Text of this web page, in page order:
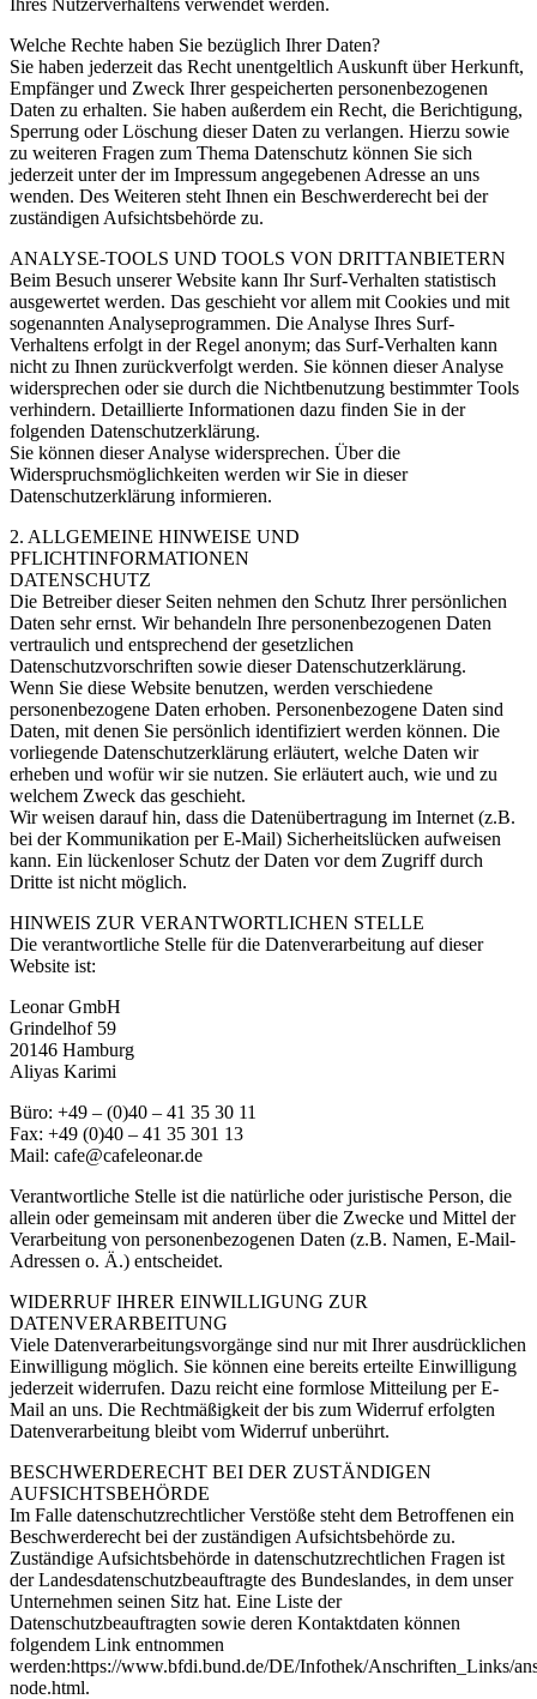
Welche Rechte haben Sie bezüglich Ihrer Daten?
Sie haben jederzeit das Recht unentgeltlich Auskunft über Herkunft,
Empfänger und Zweck Ihrer gespeicherten personenbezogenen
Daten zu erhalten. Sie haben außerdem ein Recht, die Berichtigung,
Sperrung oder Löschung dieser Daten zu verlangen. Hierzu sowie
zu weiteren Fragen zum Thema Datenschutz können Sie sich
jederzeit unter der im Impressum angegebenen Adresse an uns
wenden. Des Weiteren steht Ihnen ein Beschwerderecht bei der
zuständigen Aufsichtsbehörde zu.
ANALYSE-TOOLS UND TOOLS VON DRITTANBIETERN
Beim Besuch unserer Website kann Ihr Surf-Verhalten statistisch
ausgewertet werden. Das geschieht vor allem mit Cookies und mit
sogenannten Analyseprogrammen. Die Analyse Ihres Surf-
Verhaltens erfolgt in der Regel anonym; das Surf-Verhalten kann
nicht zu Ihnen zurückverfolgt werden. Sie können dieser Analyse
widersprechen oder sie durch die Nichtbenutzung bestimmter Tools
verhindern. Detaillierte Informationen dazu finden Sie in der
folgenden Datenschutzerklärung.
Sie können dieser Analyse widersprechen. Über die
Widerspruchsmöglichkeiten werden wir Sie in dieser
Datenschutzerklärung informieren.
2. ALLGEMEINE HINWEISE UND
PFLICHTINFORMATIONEN
DATENSCHUTZ
Die Betreiber dieser Seiten nehmen den Schutz Ihrer persönlichen
Daten sehr ernst. Wir behandeln Ihre personenbezogenen Daten
vertraulich und entsprechend der gesetzlichen
Datenschutzvorschriften sowie dieser Datenschutzerklärung.
Wenn Sie diese Website benutzen, werden verschiedene
personenbezogene Daten erhoben. Personenbezogene Daten sind
Daten, mit denen Sie persönlich identifiziert werden können. Die
vorliegende Datenschutzerklärung erläutert, welche Daten wir
erheben und wofür wir sie nutzen. Sie erläutert auch, wie und zu
welchem Zweck das geschieht.
Wir weisen darauf hin, dass die Datenübertragung im Internet (z.B.
bei der Kommunikation per E-Mail) Sicherheitslücken aufweisen
kann. Ein lückenloser Schutz der Daten vor dem Zugriff durch
Dritte ist nicht möglich.
HINWEIS ZUR VERANTWORTLICHEN STELLE
Die verantwortliche Stelle für die Datenverarbeitung auf dieser
Website ist:
Leonar GmbH
Grindelhof 59
20146 Hamburg
Aliyas Karimi
Büro: +49 – (0)40 – 41 35 30 11
Fax: +49 (0)40 – 41 35 301 13
Mail: cafe@cafeleonar.de
Verantwortliche Stelle ist die natürliche oder juristische Person, die
allein oder gemeinsam mit anderen über die Zwecke und Mittel der
Verarbeitung von personenbezogenen Daten (z.B. Namen, E-Mail-
Adressen o. Ä.) entscheidet.
WIDERRUF IHRER EINWILLIGUNG ZUR
DATENVERARBEITUNG
Viele Datenverarbeitungsvorgänge sind nur mit Ihrer ausdrücklichen
Einwilligung möglich. Sie können eine bereits erteilte Einwilligung
jederzeit widerrufen. Dazu reicht eine formlose Mitteilung per E-
Mail an uns. Die Rechtmäßigkeit der bis zum Widerruf erfolgten
Datenverarbeitung bleibt vom Widerruf unberührt.
BESCHWERDERECHT BEI DER ZUSTÄNDIGEN
AUFSICHTSBEHÖRDE
Im Falle datenschutzrechtlicher Verstöße steht dem Betroffenen ein
Beschwerderecht bei der zuständigen Aufsichtsbehörde zu.
Zuständige Aufsichtsbehörde in datenschutzrechtlichen Fragen ist
der Landesdatenschutzbeauftragte des Bundeslandes, in dem unser
Unternehmen seinen Sitz hat. Eine Liste der
Datenschutzbeauftragten sowie deren Kontaktdaten können
folgendem Link entnommen
werden:https://www.bfdi.bund.de/DE/Infothek/Anschriften_Links/
node.html.